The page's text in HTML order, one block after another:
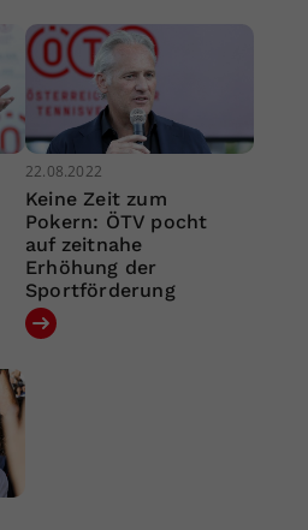
22.08.2022
Keine Zeit zum
Pokern: ÖTV pocht
auf zeitnahe
Erhöhung der
Sportförderung